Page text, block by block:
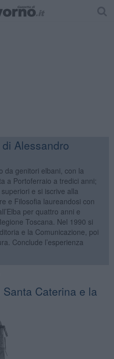
Alessandro
da genitori elbani, con la
a Portoferraio a tredici anni;
e si iscrive alla
e Filosofia laureandosi con
per quattro anni e
Toscana. Nel 1990 si
e la Comunicazione, poi
Conclude l’esperienza
Caterina e la